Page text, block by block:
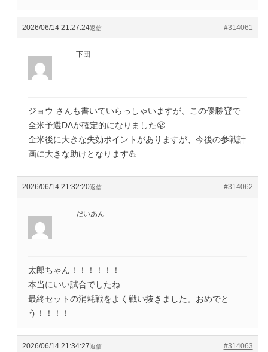
2026/06/14 21:27:24 #314061
返信
下団
ジョウ さんも書いていらっしゃいますが、この優勝🏆で
全米予選DAが確定的になりました😤
全米後に大きな失効ポイントがありますが、今後の参戦計
画に大きな助けとなります💪
2026/06/14 21:32:20 #314062
返信
だいあん
太郎ちゃん！！！！！！
本当にいい試合でしたね
最終セットの消耗戦をよく戦い抜きました。おめでと
う！！！！
2026/06/14 21:34:27 #314063
返信